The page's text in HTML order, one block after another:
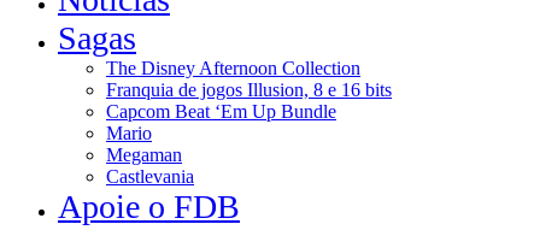
Sagas
The Disney Afternoon Collection
Franquia de jogos Illusion, 8 e 16 bits
Capcom Beat ‘Em Up Bundle
Mario
Megaman
Castlevania
Apoie o FDB